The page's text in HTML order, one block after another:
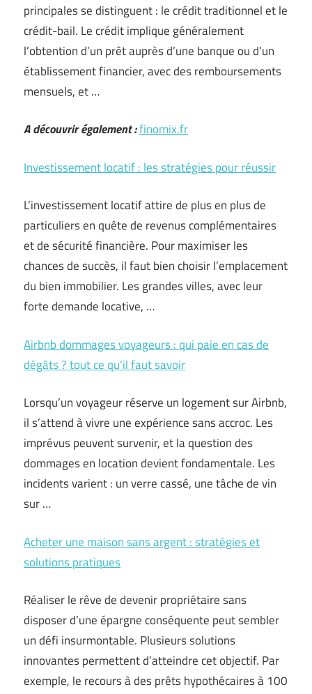
principales se distinguent : le crédit traditionnel et le
crédit-bail. Le crédit implique généralement
l’obtention d’un prêt auprès d’une banque ou d’un
établissement financier, avec des remboursements
mensuels, et …
A découvrir également :finomix.fr
Investissement locatif : les stratégies pour réussir
L’investissement locatif attire de plus en plus de
particuliers en quête de revenus complémentaires
et de sécurité financière. Pour maximiser les
chances de succès, il faut bien choisir l’emplacement
du bien immobilier. Les grandes villes, avec leur
forte demande locative, …
Airbnb dommages voyageurs : qui paie en cas de
dégâts ? tout ce qu’il faut savoir
Lorsqu’un voyageur réserve un logement sur Airbnb,
il s’attend à vivre une expérience sans accroc. Les
imprévus peuvent survenir, et la question des
dommages en location devient fondamentale. Les
incidents varient : un verre cassé, une tâche de vin
sur …
Acheter une maison sans argent : stratégies et
solutions pratiques
Réaliser le rêve de devenir propriétaire sans
disposer d’une épargne conséquente peut sembler
un défi insurmontable. Plusieurs solutions
innovantes permettent d’atteindre cet objectif. Par
exemple, le recours à des prêts hypothécaires à 100